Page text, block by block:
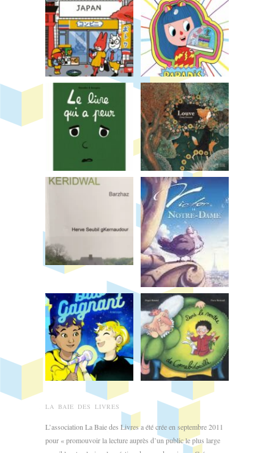
LA BAIE DES LIVRES
L’association La Baie des Livres a été crée en septembre 2011
pour « promouvoir la lecture auprès d’un public le plus large